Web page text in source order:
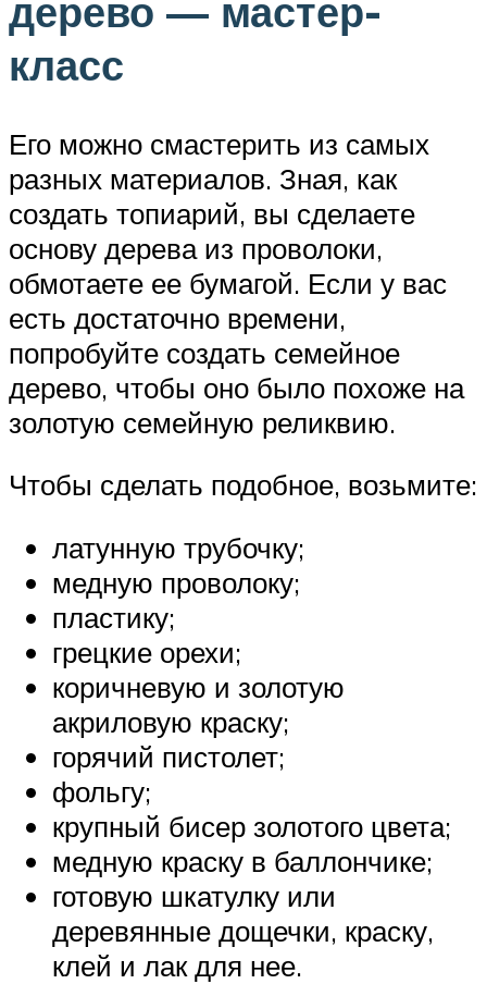
дерево — мастер-
класс
Его можно смастерить из самых
разных материалов. Зная, как
создать топиарий, вы сделаете
основу дерева из проволоки,
обмотаете ее бумагой. Если у вас
есть достаточно времени,
попробуйте создать семейное
дерево, чтобы оно было похоже на
золотую семейную реликвию.
Чтобы сделать подобное, возьмите:
латунную трубочку;
медную проволоку;
пластику;
грецкие орехи;
коричневую и золотую
акриловую краску;
горячий пистолет;
фольгу;
крупный бисер золотого цвета;
медную краску в баллончике;
готовую шкатулку или
деревянные дощечки, краску,
клей и лак для нее.